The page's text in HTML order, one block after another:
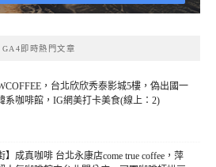
GA4即時熱門文章
，台北欣欣秀泰影城5樓，偽出國一
系咖啡館，IG網美打卡美食(線上：2)
】成真咖啡 台北永康店come true coffee，萍